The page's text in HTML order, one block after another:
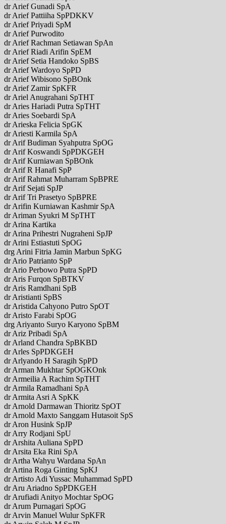
dr Arief Gunadi SpA
dr Arief Pattiiha SpPDKKV
dr Arief Priyadi SpM
dr Arief Purwodito
dr Arief Rachman Setiawan SpAn
dr Arief Riadi Arifin SpEM
dr Arief Setia Handoko SpBS
dr Arief Wardoyo SpPD
dr Arief Wibisono SpBOnk
dr Arief Zamir SpKFR
dr Ariel Anugrahani SpTHT
dr Aries Hariadi Putra SpTHT
dr Aries Soebardi SpA
dr Arieska Felicia SpGK
dr Ariesti Karmila SpA
dr Arif Budiman Syahputra SpOG
dr Arif Koswandi SpPDKGEH
dr Arif Kurniawan SpBOnk
dr Arif R Hanafi SpP
dr Arif Rahmat Muharram SpBPRE
dr Arif Sejati SpJP
dr Arif Tri Prasetyo SpBPRE
dr Arifin Kurniawan Kashmir SpA
dr Ariman Syukri M SpTHT
dr Arina Kartika
dr Arina Prihestri Nugraheni SpJP
dr Arini Estiastuti SpOG
drg Arini Fitria Jamin Marbun SpKG
dr Ario Patrianto SpP
dr Ario Perbowo Putra SpPD
dr Aris Furqon SpBTKV
dr Aris Ramdhani SpB
dr Aristianti SpBS
dr Aristida Cahyono Putro SpOT
dr Aristo Farabi SpOG
drg Ariyanto Suryo Karyono SpBM
dr Ariz Pribadi SpA
dr Arland Chandra SpBKBD
dr Arles SpPDKGEH
dr Arlyando H Saragih SpPD
dr Arman Mukhtar SpOGKOnk
dr Armeilia A Rachim SpTHT
dr Armila Ramadhani SpA
dr Armita Asri A SpKK
dr Arnold Darmawan Thioritz SpOT
dr Arnold Maxto Sanggam Hutasoit SpS
dr Aron Husink SpJP
dr Arry Rodjani SpU
dr Arshita Auliana SpPD
dr Arsita Eka Rini SpA
dr Artha Wahyu Wardana SpAn
dr Artina Roga Ginting SpKJ
dr Artisto Adi Yussac Muhammad SpPD
dr Aru Ariadno SpPDKGEH
dr Arufiadi Anityo Mochtar SpOG
dr Arum Purnagari SpOG
dr Arvin Manuel Wulur SpKFR